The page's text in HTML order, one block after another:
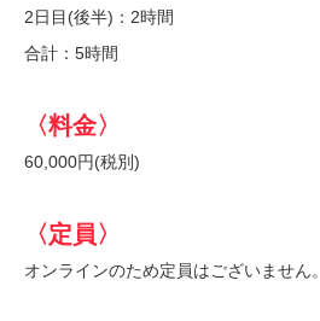
2日目(後半)：2時間
合計：5時間
〈料金〉
60,000円(税別)
〈定員〉
オンラインのため定員はございません。